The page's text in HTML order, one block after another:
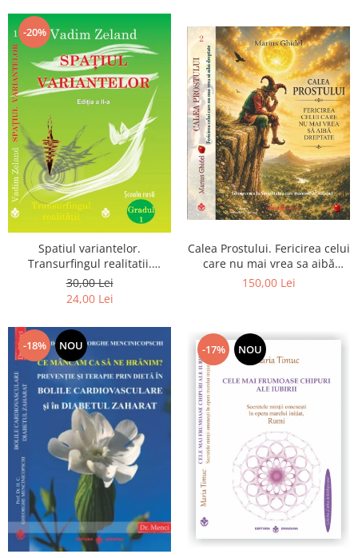
-20%
Spatiul variantelor.
Transurfingul realitatii.
Gradul 1. Cum sa ne
dezvoltam intuitia si sa ne
30,00 Lei
24,00 Lei
Calea Prostului. Fericirea celui
care nu mai vrea sa aibă
dreptate - Intoarcerea la
150,00 Lei
-18% NOU -17% NOU